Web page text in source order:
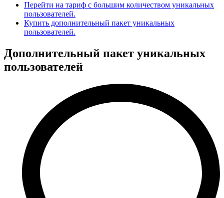
Перейти на тариф с большим количеством уникальных
пользователей.
Купить дополнительный пакет уникальных
пользователей.
Дополнительный пакет уникальных
пользователей